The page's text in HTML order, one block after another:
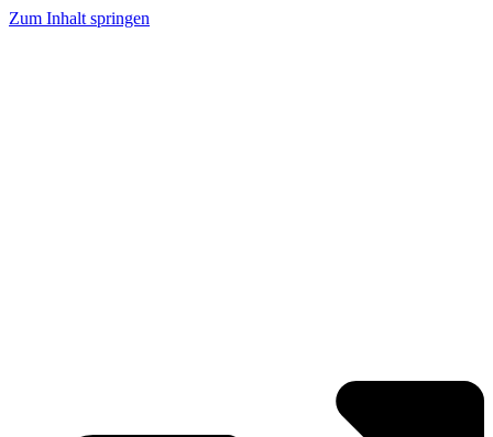
Zum Inhalt springen